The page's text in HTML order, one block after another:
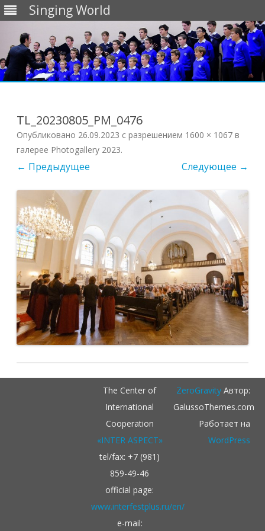
Singing World
TL_20230805_PM_0476
Опубликовано 26.09.2023 с разрешением 1600 × 1067 в
галерее Photogallery 2023.
← Предыдущее Следующее →
The Center of
International
Cooperation
«INTER ASPECT»
tel/fax: +7 (981)
859-49-46
official page:
www.interfestplus.ru/en/
e-mail:
ZeroGravityАвтор:
GalussoThemes.com
Работает на
WordPress